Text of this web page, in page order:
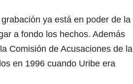
ya está en poder de la
a fondo los hechos. Además
Comisión de Acusaciones de la
en 1996 cuando Uribe era